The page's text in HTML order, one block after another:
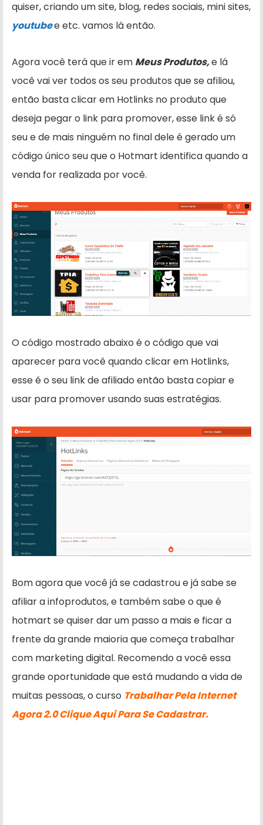
quiser, criando um site, blog, redes sociais, mini sites,
youtubee etc. vamos lá então.
Agora você terá que ir em Meus Produtos,e lá
você vai ver todos os seu produtos que se afiliou,
então basta clicar em Hotlinks no produto que
deseja pegar o link para promover, esse link é só
seu e de mais ninguém no final dele é gerado um
código único seu que o Hotmart identifica quando a
venda for realizada por você.
O código mostrado abaixo é o código que vai
aparecer para você quando clicar em Hotlinks,
esse é o seu link de afiliado então basta copiar e
usar para promover usando suas estratégias.
Bom agora que você já se cadastrou e já sabe se
afiliar a infoprodutos, e também sabe o que é
hotmart se quiser dar um passo a mais e ficar a
frente da grande maioria que começa trabalhar
com marketing digital. Recomendo a você essa
grande oportunidade que está mudando a vida de
muitas pessoas, o curso Trabalhar Pela Internet
Agora 2.0Clique Aqui Para Se Cadastrar.